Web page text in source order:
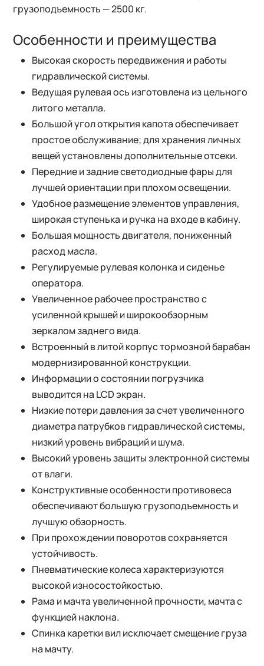
грузоподъемность — 2500 кг.
Особенности и преимущества
Высокая скорость передвижения и работы
гидравлической системы.
Ведущая рулевая ось изготовлена из цельного
литого металла.
Большой угол открытия капота обеспечивает
простое обслуживание; для хранения личных
вещей установлены дополнительные отсеки.
Передние и задние светодиодные фары для
лучшей ориентации при плохом освещении.
Удобное размещение элементов управления,
широкая ступенька и ручка на входе в кабину.
Большая мощность двигателя, пониженный
расход масла.
Регулируемые рулевая колонка и сиденье
оператора.
Увеличенное рабочее пространство с
усиленной крышей и широкообзорным
зеркалом заднего вида.
Встроенный в литой корпус тормозной барабан
модернизированной конструкции.
Информации о состоянии погрузчика
выводится на LCD экран.
Низкие потери давления за счет увеличенного
диаметра патрубков гидравлической системы,
низкий уровень вибраций и шума.
Высокий уровень защиты электронной системы
от влаги.
Конструктивные особенности противовеса
обеспечивают большую грузоподъемность и
лучшую обзорность.
При прохождении поворотов сохраняется
устойчивость.
Пневматические колеса характеризуются
высокой износостойкостью.
Рама и мачта увеличенной прочности, мачта с
функцией наклона.
Спинка каретки вил исключает смещение груза
на мачту.